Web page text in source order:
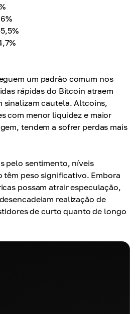
um padrão comum nos
rápidas do Bitcoin atraem
sinalizam cautela. Altcoins,
com menor liquidez e maior
tendem a sofrer perdas mais
pelo sentimento, níveis
têm peso significativo. Embora
possam atrair especulação,
realização de
de curto quanto de longo